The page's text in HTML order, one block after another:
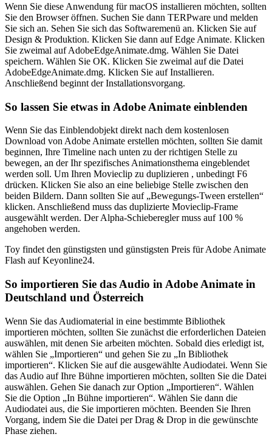
Wenn Sie diese Anwendung für macOS installieren möchten, sollten
Sie den Browser öffnen. Suchen Sie dann TERPware und melden
Sie sich an. Sehen Sie sich das Softwaremenü an. Klicken Sie auf
Design & Produktion. Klicken Sie dann auf Edge Animate. Klicken
Sie zweimal auf AdobeEdgeAnimate.dmg. Wählen Sie Datei
speichern. Wählen Sie OK. Klicken Sie zweimal auf die Datei
AdobeEdgeAnimate.dmg. Klicken Sie auf Installieren.
Anschließend beginnt der Installationsvorgang.
So lassen Sie etwas in Adobe Animate einblenden
Wenn Sie das Einblendobjekt direkt nach dem kostenlosen
Download von Adobe Animate erstellen möchten, sollten Sie damit
beginnen, Ihre Timeline nach unten zu der richtigen Stelle zu
bewegen, an der Ihr spezifisches Animationsthema eingeblendet
werden soll. Um Ihren Movieclip zu duplizieren , unbedingt F6
drücken. Klicken Sie also an eine beliebige Stelle zwischen den
beiden Bildern. Dann sollten Sie auf „Bewegungs-Tween erstellen“
klicken. Anschließend muss das duplizierte Movieclip-Frame
ausgewählt werden. Der Alpha-Schieberegler muss auf 100 %
angehoben werden.
Toy findet den günstigsten und günstigsten Preis für Adobe Animate
Flash auf Keyonline24.
So importieren Sie das Audio in Adobe Animate in
Deutschland und Österreich
Wenn Sie das Audiomaterial in eine bestimmte Bibliothek
importieren möchten, sollten Sie zunächst die erforderlichen Dateien
auswählen, mit denen Sie arbeiten möchten. Sobald dies erledigt ist,
wählen Sie „Importieren“ und gehen Sie zu „In Bibliothek
importieren“. Klicken Sie auf die ausgewählte Audiodatei. Wenn Sie
das Audio auf Ihre Bühne importieren möchten, sollten Sie die Datei
auswählen. Gehen Sie danach zur Option „Importieren“. Wählen
Sie die Option „In Bühne importieren“. Wählen Sie dann die
Audiodatei aus, die Sie importieren möchten. Beenden Sie Ihren
Vorgang, indem Sie die Datei per Drag & Drop in die gewünschte
Phase ziehen.